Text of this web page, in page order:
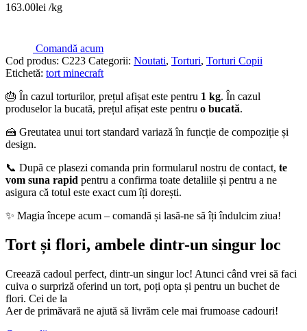
163.00lei /kg
Comandă acum
Cod produs: C223 Categorii: Noutati, Torturi, Torturi Copii
Etichetă: tort minecraft
🎂 În cazul torturilor, prețul afișat este pentru 1 kg. În cazul
produselor la bucată, prețul afișat este pentru o bucată.
🍰 Greutatea unui tort standard variază în funcție de compoziție și
design.
📞 După ce plasezi comanda prin formularul nostru de contact, te
vom suna rapid pentru a confirma toate detaliile și pentru a ne
asigura că totul este exact cum îți dorești.
✨ Magia începe acum – comandă și lasă-ne să îți îndulcim ziua!
Tort și flori, ambele dintr-un singur loc
Creează cadoul perfect, dintr-un singur loc! Atunci când vrei să faci
cuiva o surpriză oferind un tort, poți opta și pentru un buchet de
flori. Cei de la
Aer de primăvară ne ajută să livrăm cele mai frumoase cadouri!